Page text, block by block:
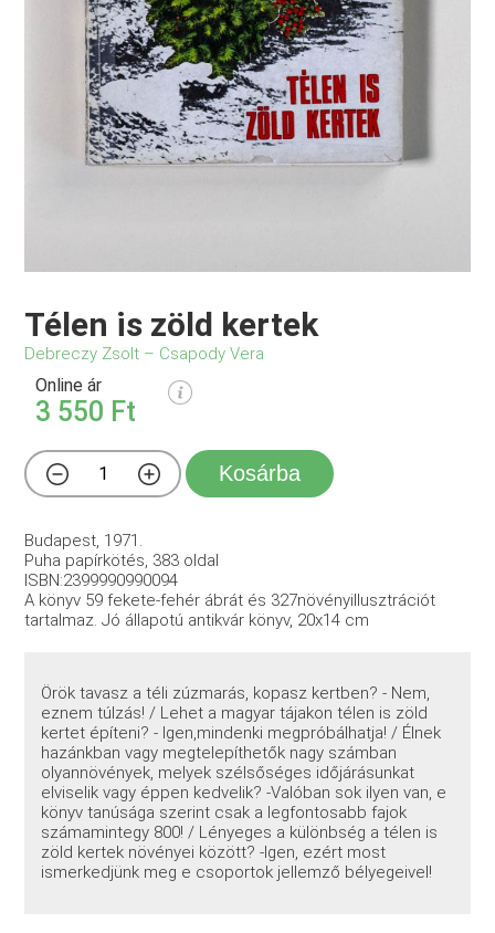
Télen is zöld kertek
Debreczy Zsolt – Csapody Vera
Online ár
3 550 Ft
Kosárba
Budapest, 1971.
Puha papírkötés, 383 oldal
ISBN:2399990990094
A könyv 59 fekete-fehér ábrát és 327növényillusztrációt
tartalmaz. Jó állapotú antikvár könyv, 20x14 cm
Örök tavasz a téli zúzmarás, kopasz kertben? - Nem,
eznem túlzás! / Lehet a magyar tájakon télen is zöld
kertet építeni? - Igen,mindenki megpróbálhatja! / Élnek
hazánkban vagy megtelepíthetők nagy számban
olyannövények, melyek szélsőséges időjárásunkat
elviselik vagy éppen kedvelik? -Valóban sok ilyen van, e
könyv tanúsága szerint csak a legfontosabb fajok
számamintegy 800! / Lényeges a különbség a télen is
zöld kertek növényei között? -Igen, ezért most
ismerkedjünk meg e csoportok jellemző bélyegeivel!